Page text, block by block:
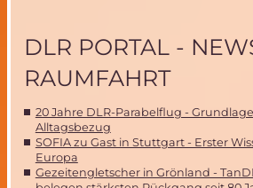
DLR PORTAL -
RAUMFAHRT
20 Jahre DLR-Parabelflug -
Alltagsbezug
SOFIA zu Gast in Stuttgart - Erster
Europa
Gezeitengletscher in Grönland -